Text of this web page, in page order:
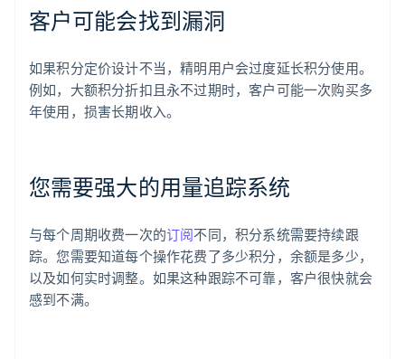
客户可能会找到漏洞
如果积分定价设计不当，精明用户会过度延长积分使用。
例如，大额积分折扣且永不过期时，客户可能一次购买多
年使用，损害长期收入。
您需要强大的用量追踪系统
与每个周期收费一次的订阅不同，积分系统需要持续跟
踪。您需要知道每个操作花费了多少积分，余额是多少，
以及如何实时调整。如果这种跟踪不可靠，客户很快就会
感到不满。
阿联酋
English
爱尔兰
English